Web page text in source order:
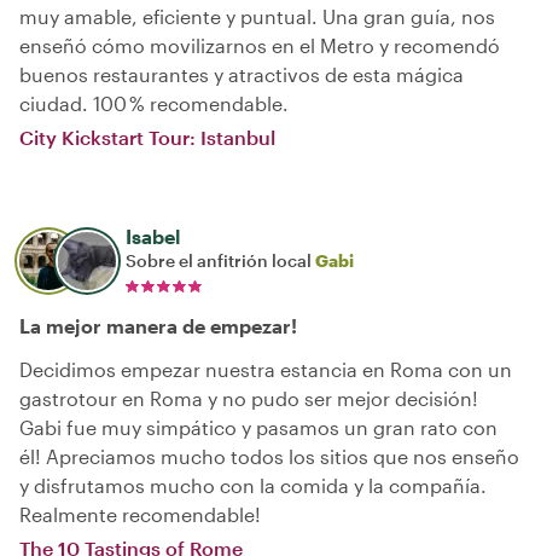
muy amable, eficiente y puntual. Una gran guía, nos
enseñó cómo movilizarnos en el Metro y recomendó
buenos restaurantes y atractivos de esta mágica
ciudad. 100 % recomendable.
City Kickstart Tour: Istanbul
Isabel
Sobre el anfitrión local Gabi
La mejor manera de empezar!
Decidimos empezar nuestra estancia en Roma con un
gastrotour en Roma y no pudo ser mejor decisión!
Gabi fue muy simpático y pasamos un gran rato con
él! Apreciamos mucho todos los sitios que nos enseño
y disfrutamos mucho con la comida y la compañía.
Realmente recomendable!
The 10 Tastings of Rome